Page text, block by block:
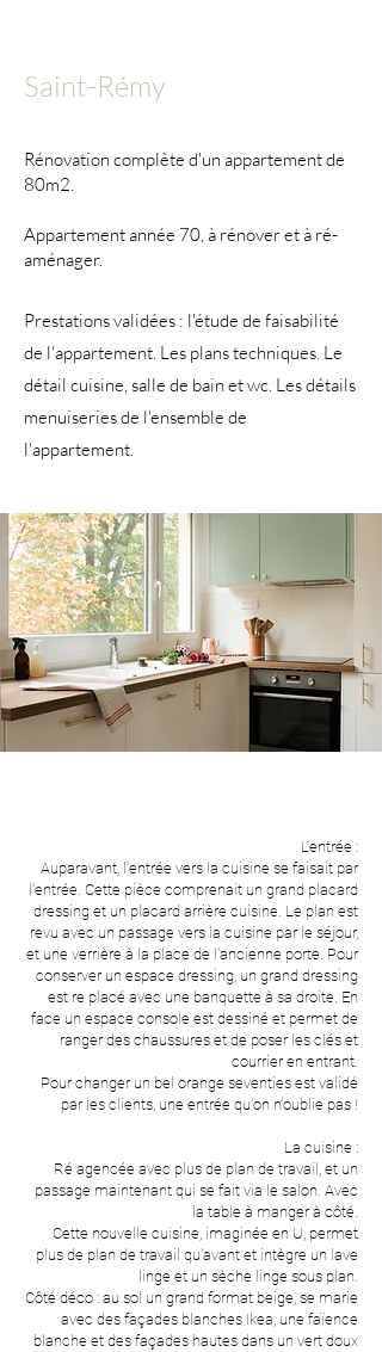
Saint-Rémy
Rénovation complète d'un appartement de
80m2.
Appartement année 70, à rénover et à ré-
aménager.
Prestations validées : l'étude de faisabilité
de l'appartement. Les plans techniques. Le
détail cuisine, salle de bain et wc. Les détails
menuiseries de l'ensemble de
l'appartement.
L’entrée :
Auparavant, l'entrée vers la cuisine se faisait par
l'entrée. Cette pièce comprenait un grand placard
dressing et un placard arrière cuisine. Le plan est
revu avec un passage vers la cuisine par le séjour,
et une verrière à la place de l'ancienne porte. Pour
conserver un espace dressing, un grand dressing
est re placé avec une banquette à sa droite. En
face un espace console est dessiné et permet de
ranger des chaussures et de poser les clés et
courrier en entrant.
Pour changer un bel orange seventies est validé
par les clients, une entrée qu'on n'oublie pas !
La cuisine :
Ré agencée avec plus de plan de travail, et un
passage maintenant qui se fait via le salon. Avec
la table à manger à côté.
Cette nouvelle cuisine, imaginée en U, permet
plus de plan de travail qu'avant et intègre un lave
linge et un sèche linge sous plan.
Côté déco : au sol un grand format beige, se marie
avec des façades blanches Ikea, une faïence
blanche et des façades hautes dans un vert doux